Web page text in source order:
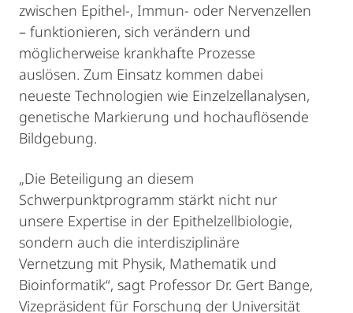
zwischen Epithel-, Immun- oder Nervenzellen
– funktionieren, sich verändern und
möglicherweise krankhafte Prozesse
auslösen. Zum Einsatz kommen dabei
neueste Technologien wie Einzelzellanalysen,
genetische Markierung und hochauflösende
Bildgebung.
„Die Beteiligung an diesem
Schwerpunktprogramm stärkt nicht nur
unsere Expertise in der Epithelzellbiologie,
sondern auch die interdisziplinäre
Vernetzung mit Physik, Mathematik und
Bioinformatik“, sagt Professor Dr. Gert Bange,
Vizepräsident für Forschung der Universität